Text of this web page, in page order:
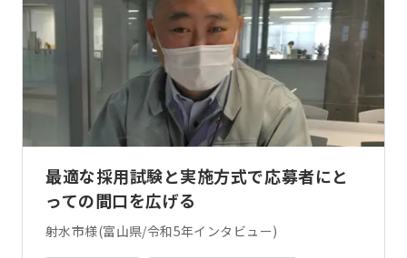
最適な採用試験と実施方式で応募者にと
っての間口を広げる
射水市様(富山県/令和5年インタビュー)